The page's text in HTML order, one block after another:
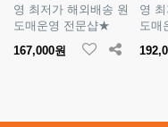
영 최저가 해외배송 원
도매운영 전문샵★
167,000원
영
도매